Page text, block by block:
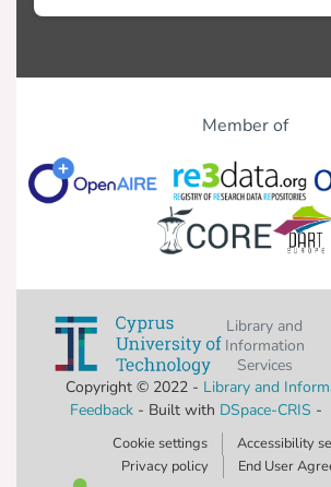
Member of
Library and
Information
Services
Copyright © 2022 - Library and
Feedback- Built with DSpace-CRIS -
Cookie settings
Accessibility
Privacy policy
End User